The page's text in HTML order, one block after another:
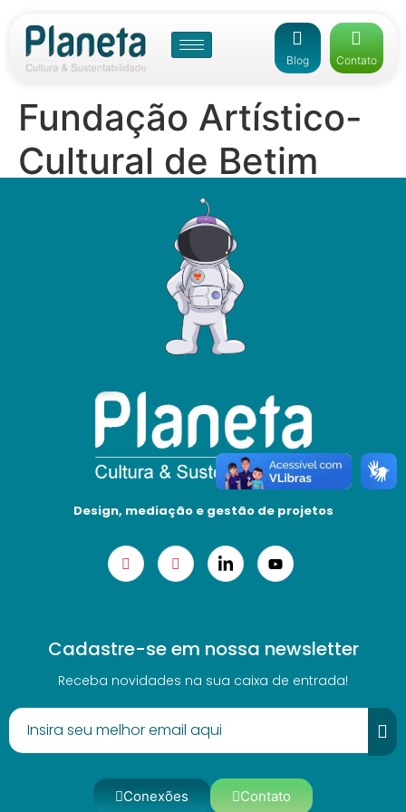
Blog Contato
Fundação Artístico-
Cultural de Betim
(FUNARTE)
Design, mediação e gestão de projetos
Cadastre-se em nossa newsletter
Receba novidades na sua caixa de entrada!
Conexões Contato